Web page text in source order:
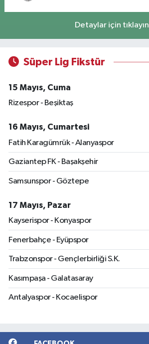
Detaylar için tıklayın
Süper Lig Fikstür
15 Mayıs, Cuma
Rizespor - Beşiktaş
16 Mayıs, Cumartesi
Fatih Karagümrük - Alanyaspor
Gaziantep FK - Başakşehir
Samsunspor - Göztepe
17 Mayıs, Pazar
Kayserispor - Konyaspor
Fenerbahçe - Eyüpspor
Trabzonspor - Gençlerbirliği S.K.
Kasımpaşa - Galatasaray
Antalyaspor - Kocaelispor